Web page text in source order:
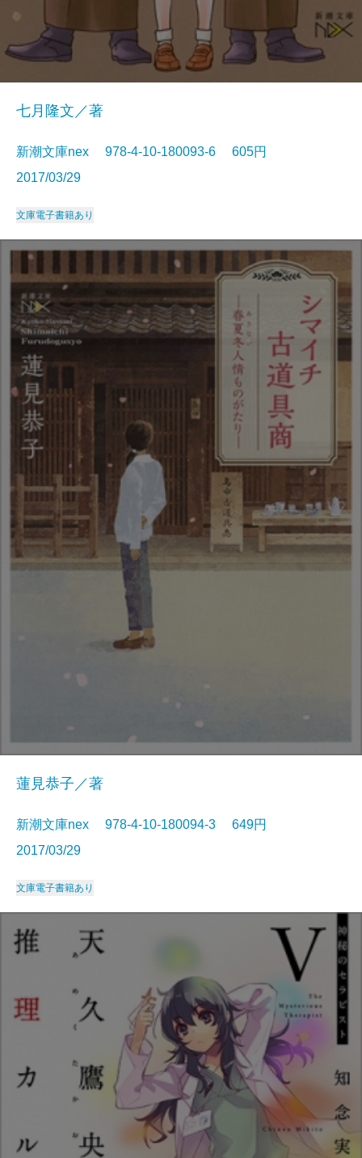
七月隆文／著
新潮文庫nex 978-4-10-180093-6 605円
2017/03/29
文庫電子書籍あり
蓮見恭子／著
新潮文庫nex 978-4-10-180094-3 649円
2017/03/29
文庫電子書籍あり